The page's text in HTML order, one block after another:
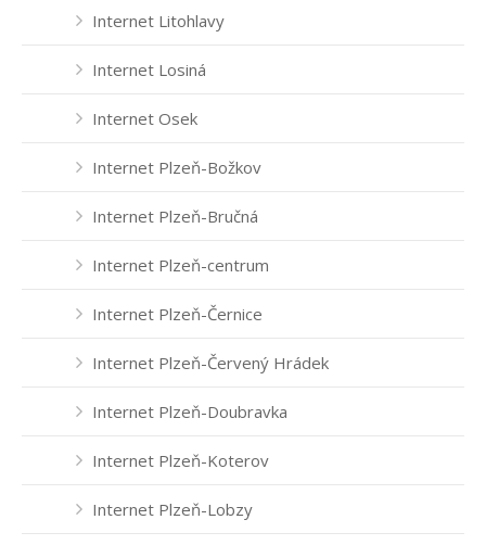
Internet Litohlavy
Internet Losiná
Internet Osek
Internet Plzeň-Božkov
Internet Plzeň-Bručná
Internet Plzeň-centrum
Internet Plzeň-Černice
Internet Plzeň-Červený Hrádek
Internet Plzeň-Doubravka
Internet Plzeň-Koterov
Internet Plzeň-Lobzy